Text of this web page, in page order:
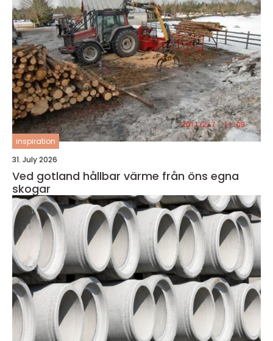
inspiration
31. July 2026
Ved gotland hållbar värme från öns egna
skogar